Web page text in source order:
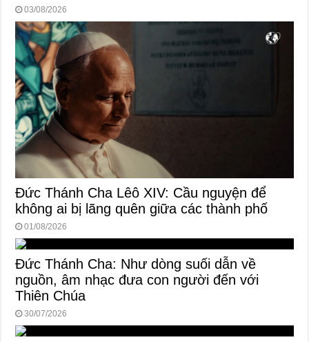
03/08/2026
Đức Thánh Cha Lêô XIV: Cầu nguyện để
không ai bị lãng quên giữa các thành phố
01/08/2026
Đức Thánh Cha: Như dòng suối dẫn về
nguồn, âm nhạc đưa con người đến với
Thiên Chúa
30/07/2026